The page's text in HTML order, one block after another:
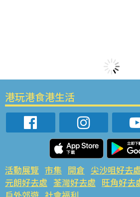
港玩港食港生活
活動展覽 市集 開倉 尖沙咀好去
元朗好去處 荃灣好去處 旺角好去